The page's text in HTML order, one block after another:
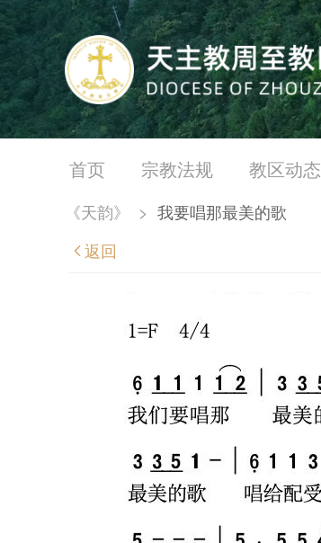
首页 宗教法规 教区动态
《天韵》 > 我要唱那最美的歌
返回